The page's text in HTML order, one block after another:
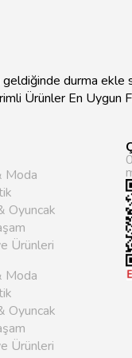
geldiğinde durma
Ürünler En Uygun
Moda
Oyuncak
Ürünleri
Moda
Oyuncak
Ürünleri